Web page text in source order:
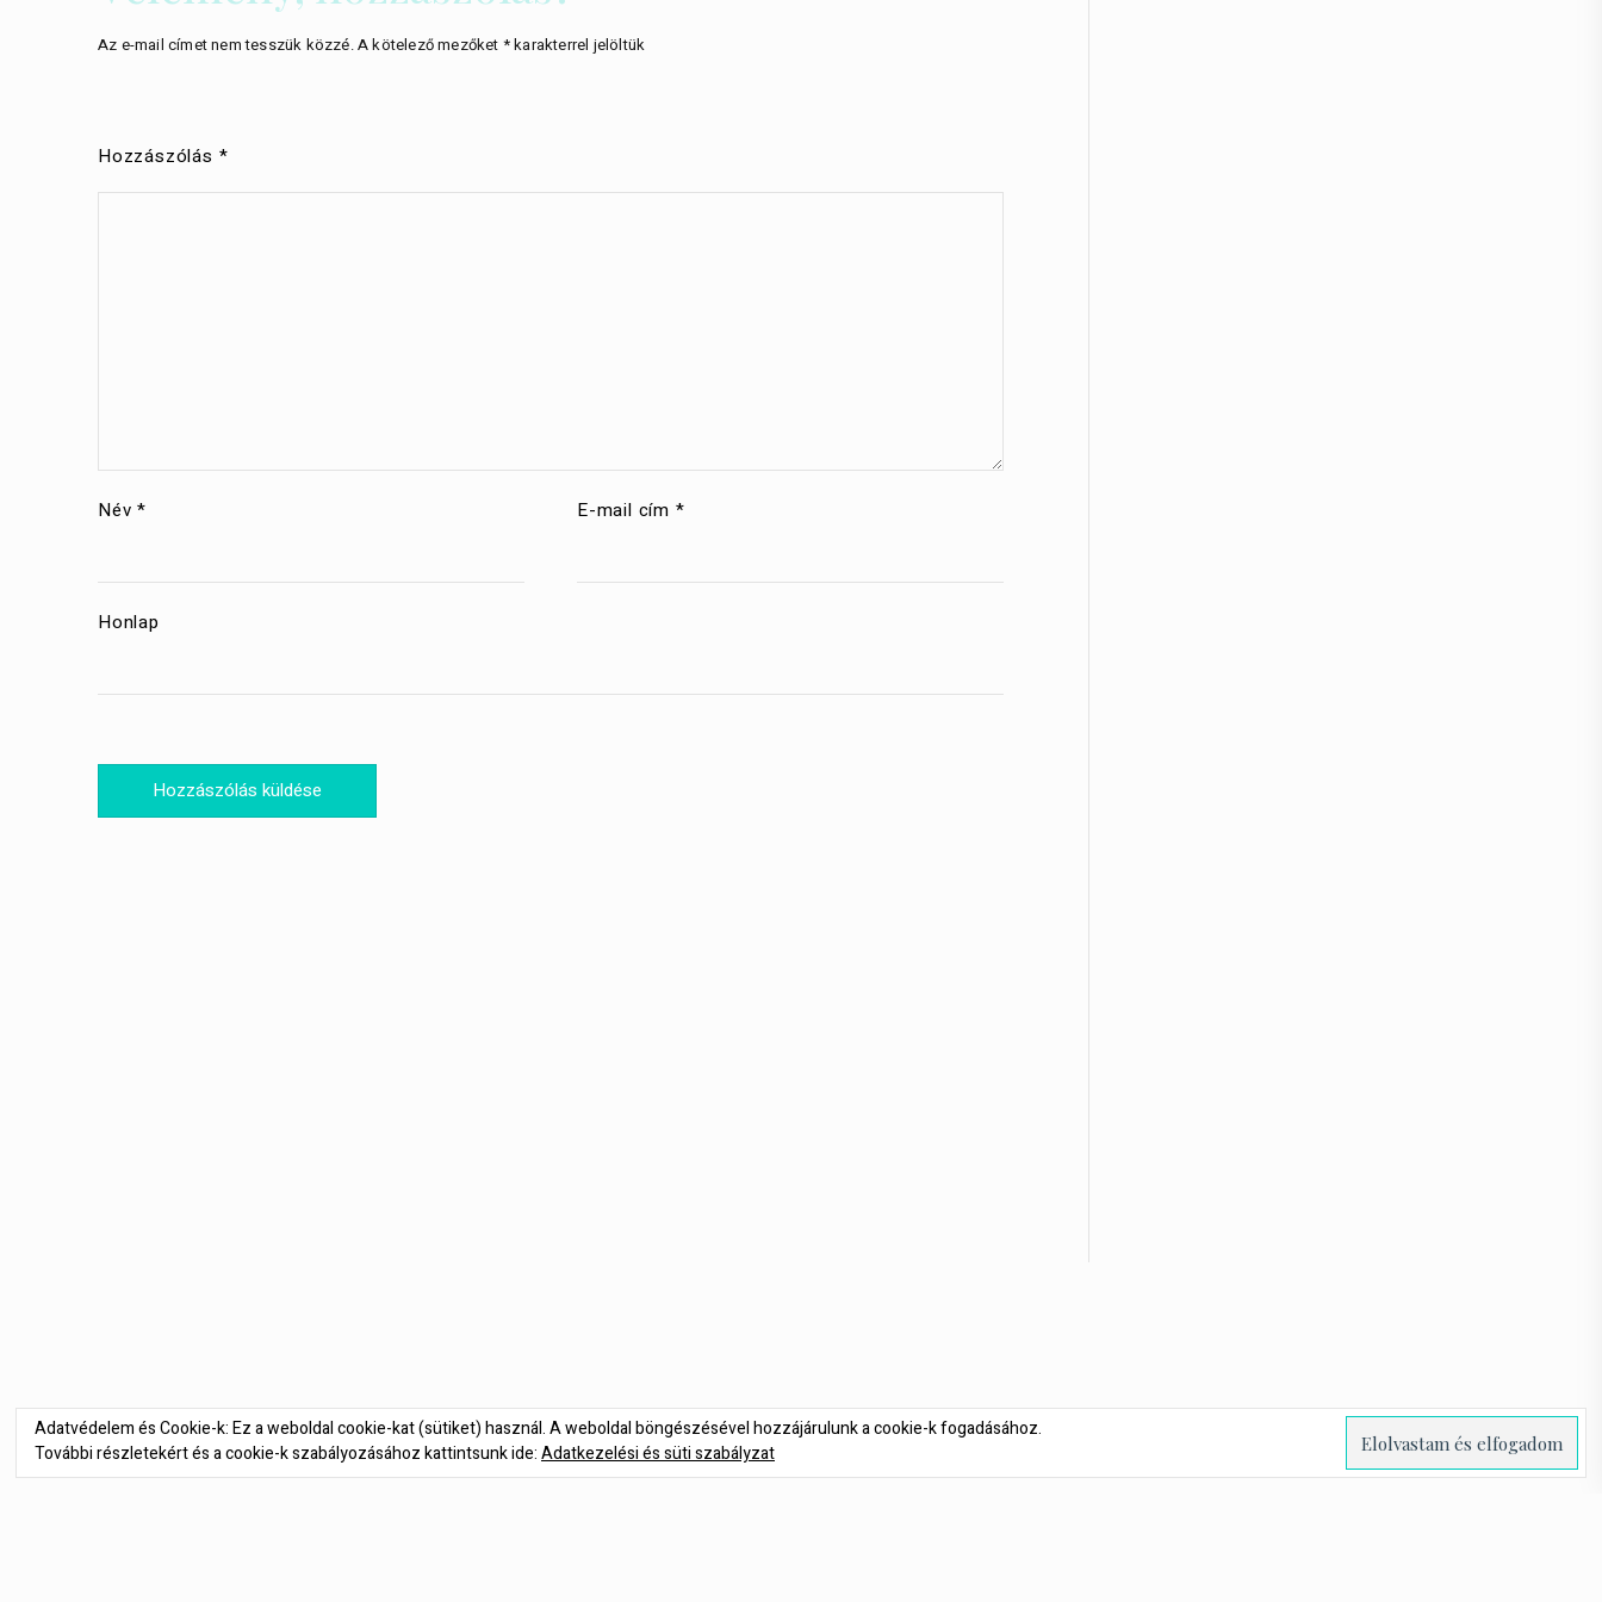
Az e-mail címet nem tesszük közzé.A kötelező mezőket *karakterrel jelöltük
Hozzászólás *
Név* E-mail cím *
Honlap
Adatvédelem és Cookie-k: Ez a weboldal cookie-kat (sütiket) használ. A weboldal böngészésével hozzájárulunk a cookie-k fogadásához.
További részletekért és a cookie-k szabályozásához kattintsunk ide:Adatkezelési és süti szabályzat